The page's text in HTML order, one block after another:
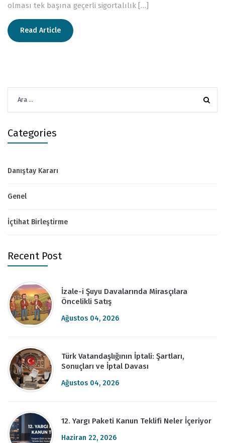
olması tek başına geçerli sigortalılık […]
Read Article
Categories
Danıştay Kararı
Genel
İçtihat Birleştirme
Recent Post
İzale-i Şuyu Davalarında Mirasçılara
Öncelikli Satış
Ağustos 04, 2026
Türk Vatandaşlığının İptali: Şartları,
Sonuçları ve İptal Davası
Ağustos 04, 2026
12. Yargı Paketi Kanun Teklifi Neler İçeriyor
Haziran 22, 2026